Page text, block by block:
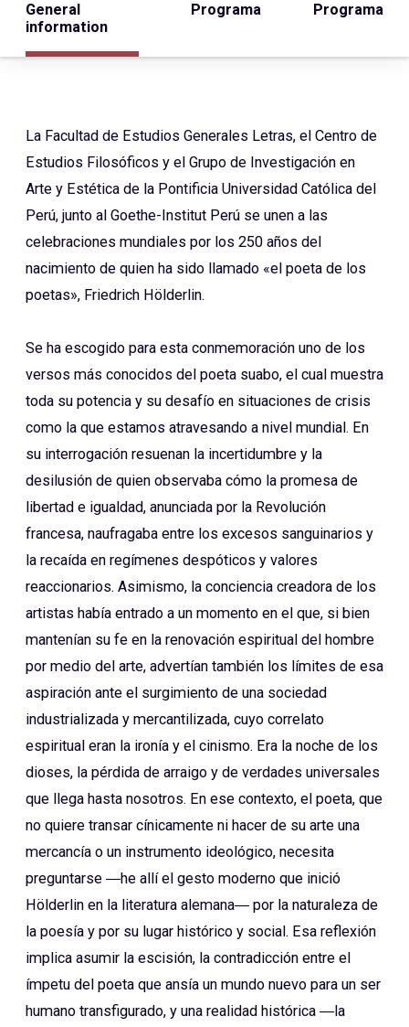
General
information
Programa Programa
La Facultad de Estudios Generales Letras, el Centro de
Estudios Filosóficos y el Grupo de Investigación en
Arte y Estética de la Pontificia Universidad Católica del
Perú, junto al Goethe-Institut Perú se unen a las
celebraciones mundiales por los 250 años del
nacimiento de quien ha sido llamado «el poeta de los
poetas», Friedrich Hölderlin.
Se ha escogido para esta conmemoración uno de los
versos más conocidos del poeta suabo, el cual muestra
toda su potencia y su desafío en situaciones de crisis
como la que estamos atravesando a nivel mundial. En
su interrogación resuenan la incertidumbre y la
desilusión de quien observaba cómo la promesa de
libertad e igualdad, anunciada por la Revolución
francesa, naufragaba entre los excesos sanguinarios y
la recaída en regímenes despóticos y valores
reaccionarios. Asimismo, la conciencia creadora de los
artistas había entrado a un momento en el que, si bien
mantenían su fe en la renovación espiritual del hombre
por medio del arte, advertían también los límites de esa
aspiración ante el surgimiento de una sociedad
industrializada y mercantilizada, cuyo correlato
espiritual eran la ironía y el cinismo. Era la noche de los
dioses, la pérdida de arraigo y de verdades universales
que llega hasta nosotros. En ese contexto, el poeta, que
no quiere transar cínicamente ni hacer de su arte una
mercancía o un instrumento ideológico, necesita
preguntarse ―he allí el gesto moderno que inició
Hölderlin en la literatura alemana― por la naturaleza de
la poesía y por su lugar histórico y social. Esa reflexión
implica asumir la escisión, la contradicción entre el
ímpetu del poeta que ansía un mundo nuevo para un ser
humano transfigurado, y una realidad histórica ―la